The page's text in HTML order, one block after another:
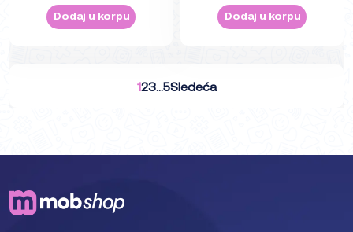
Dodaj u korpu Dodaj u korpu
123…5Sledeća